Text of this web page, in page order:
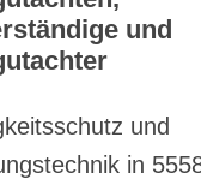
und
und
in